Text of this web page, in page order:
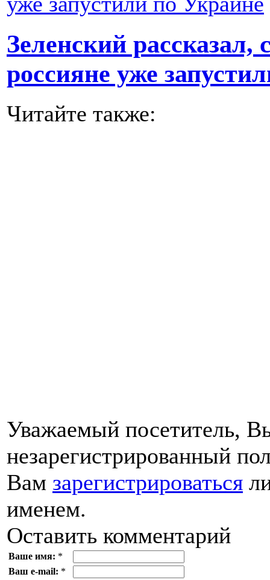
Зеленский рассказал,
россияне уже
Читайте также:
Уважаемый посетитель,
незарегистрированный
Вам зарегистрироваться
именем.
Оставить комментарий
Ваше имя: *
Ваш e-mail: *